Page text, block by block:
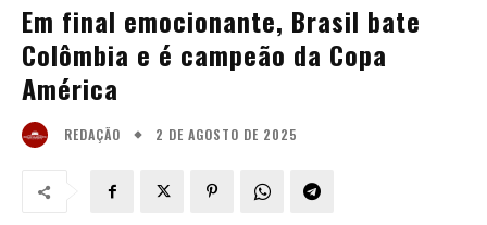
Em final emocionante, Brasil bate
Colômbia e é campeão da Copa
América
REDAÇÃO 2 DE AGOSTO DE 2025